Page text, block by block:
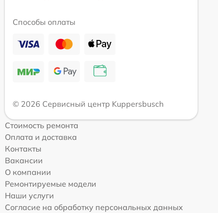
Способы оплаты
© 2026 Сервисный центр Kuppersbusch
Стоимость ремонта
Оплата и доставка
Контакты
Вакансии
О компании
Ремонтируемые модели
Наши услуги
Согласие на обработку персональных данных